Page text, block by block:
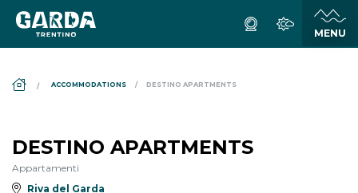
ACCOMMODATIONS DESTINO APARTMENTS
DESTINO APARTMENTS
Appartamenti
Riva del Garda